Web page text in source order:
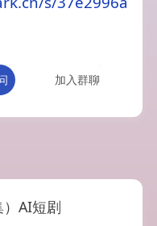
加入群聊
AI短剧